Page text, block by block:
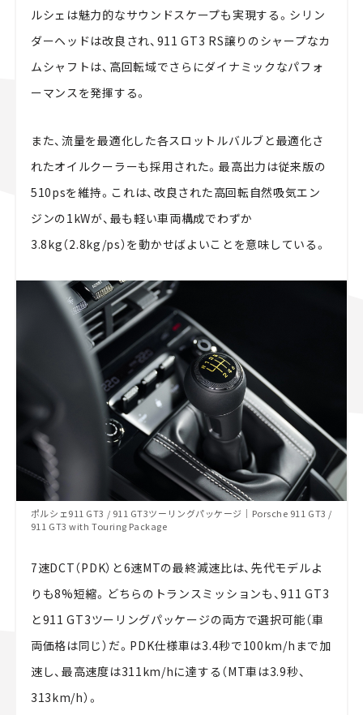
ルシェは魅力的なサウンドスケープも実現する。シリン
ダーヘッドは改良され、911 GT3 RS譲りのシャープなカ
ムシャフトは、高回転域でさらにダイナミックなパフォ
ーマンスを発揮する。
また、流量を最適化した各スロットルバルブと最適化さ
れたオイルクーラーも採用された。最高出力は従来版の
510psを維持。これは、改良された高回転自然吸気エン
ジンの1kWが、最も軽い車両構成でわずか
3.8kg（2.8kg/ps）を動かせばよいことを意味している。
ポルシェ911 GT3 / 911 GT3ツーリングパッケージ｜Porsche 911 GT3 /
911 GT3 with Touring Package
7速DCT（PDK）と6速MTの最終減速比は、先代モデルよ
りも8%短縮。どちらのトランスミッションも、911 GT3
と911 GT3ツーリングパッケージの両方で選択可能（車
両価格は同じ）だ。PDK仕様車は3.4秒で100km/hまで加
速し、最高速度は311km/hに達する（MT車は3.9秒、
313km/h）。